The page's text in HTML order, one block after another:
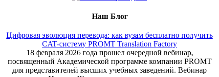
Наш Блог
Цифровая эволюция перевода: как вузам бесплатно получить
CAT-систему PROMT Translation Factory
18 февраля 2026 года прошел очередной вебинар,
посвященный Академической программе компании PROMT
для представителей высших учебных заведений. Вебинар